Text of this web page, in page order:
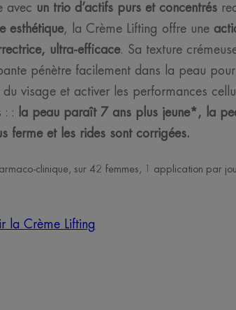
avec un trio d’actifs purs et concentrés
esthétique, la Crème Lifting offre une
ultra-efficace. Sa texture
pénètre facilement dans la peau
du visage et activer les performances
: :
la peau paraît 7 ans plus jeune*, la
ferme et les rides sont corrigées.
clinique, sur 42 femmes, 1 application par
la Crème Lifting